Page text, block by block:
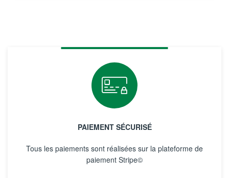
PAIEMENT SÉCURISÉ
Tous les paiements sont réalisées sur la plateforme de
paiement Stripe©